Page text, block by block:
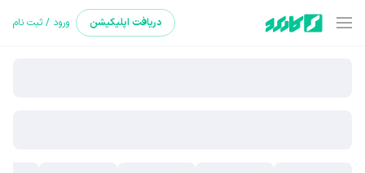
دریافت اپلیکیشن ورود / ثبت نام